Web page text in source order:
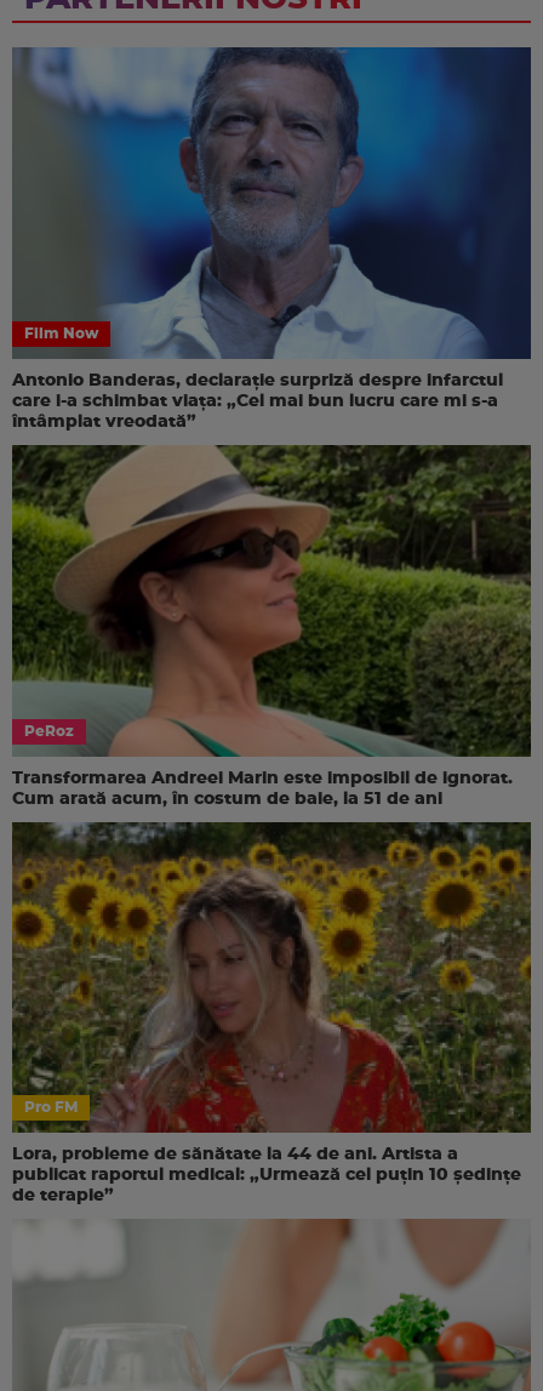
Film Now
Antonio Banderas, declarație surpriză despre infarctul
care i-a schimbat viața: „Cel mai bun lucru care mi s-a
întâmplat vreodată”
PeRoz
Transformarea Andreei Marin este imposibil de ignorat.
Cum arată acum, în costum de baie, la 51 de ani
Pro FM
Lora, probleme de sănătate la 44 de ani. Artista a
publicat raportul medical: „Urmează cel puțin 10 ședințe
de terapie”